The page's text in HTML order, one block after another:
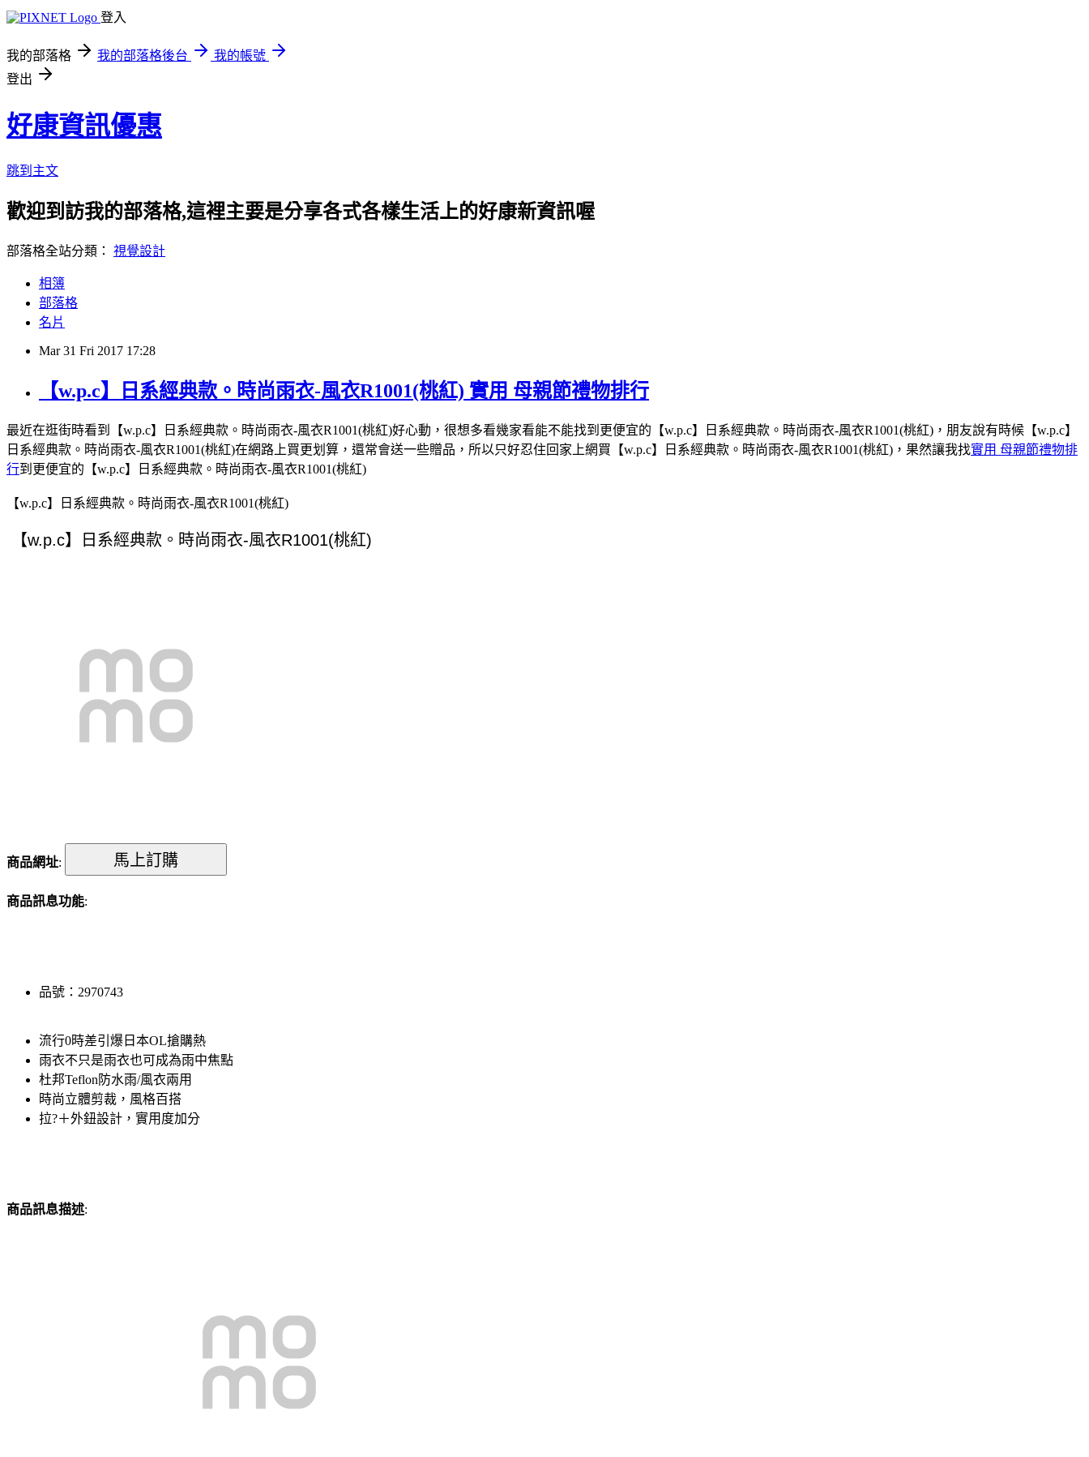
登入
我的部落格 我的部落格後台
我的帳號
登出
好康資訊優惠
跳到主文
歡迎到訪我的部落格,這裡主要是分享各式各樣生活上的好康新資訊喔
部落格全站分類： 視覺設計
相簿
部落格
名片
Mar 31 Fri 2017 17:28
【w.p.c】日系經典款。時尚雨衣-風衣R1001(桃紅) 實用 母親節禮物排行
最近在逛街時看到【w.p.c】日系經典款。時尚雨衣-風衣R1001(桃紅)好心動，很想多看幾家看能不能找到更便宜的【w.p.c】日系經典款。時尚雨衣-風衣R1001(桃紅)，朋友說有時候【w.p.c】
日系經典款。時尚雨衣-風衣R1001(桃紅)在網路上買更划算，還常會送一些贈品，所以只好忍住回家上網買【w.p.c】日系經典款。時尚雨衣-風衣R1001(桃紅)，果然讓我找實用 母親節禮物排
行到更便宜的【w.p.c】日系經典款。時尚雨衣-風衣R1001(桃紅)
【w.p.c】日系經典款。時尚雨衣-風衣R1001(桃紅)
商品網址:
商品訊息功能:
品號：2970743
流行0時差引爆日本OL搶購熱
雨衣不只是雨衣也可成為雨中焦點
杜邦Teflon防水雨/風衣兩用
時尚立體剪裁，風格百搭
拉?＋外鈕設計，實用度加分
商品訊息描述: